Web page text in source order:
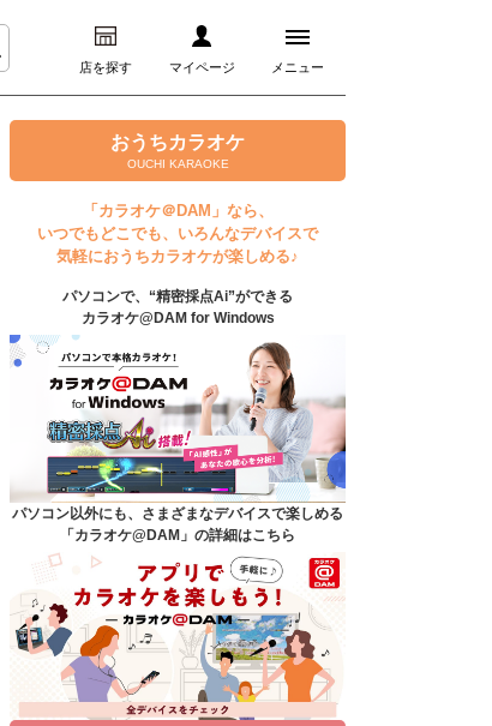
店を探す マイページ メニュー
ログイン
マイページ
プレミアムサービス
DAM★とも動画
DAM★とも録音
カラオケ＠DAM
ユーザー検索
キャンペーン
よくあるご質問
DAMの新曲・ランキングなど
カラオケ最新情報をチェック！
おうちカラオケ
OUCHI KARAOKE
「カラオケ＠DAM」なら、
いつでもどこでも、いろんなデバイスで
気軽におうちカラオケが楽しめる♪
パソコンで、“精密採点Ai”ができる
カラオケ@DAM for Windows
パソコン以外にも、さまざまなデバイスで楽しめる
「カラオケ@DAM」の詳細はこちら